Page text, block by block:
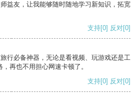
益友，让我能够随时随地学习新知识，拓宽
支持[0] 反对[0]
行必备神器，无论是看视频、玩游戏还是工
再也不用担心网速卡顿了。
支持[0] 反对[0]